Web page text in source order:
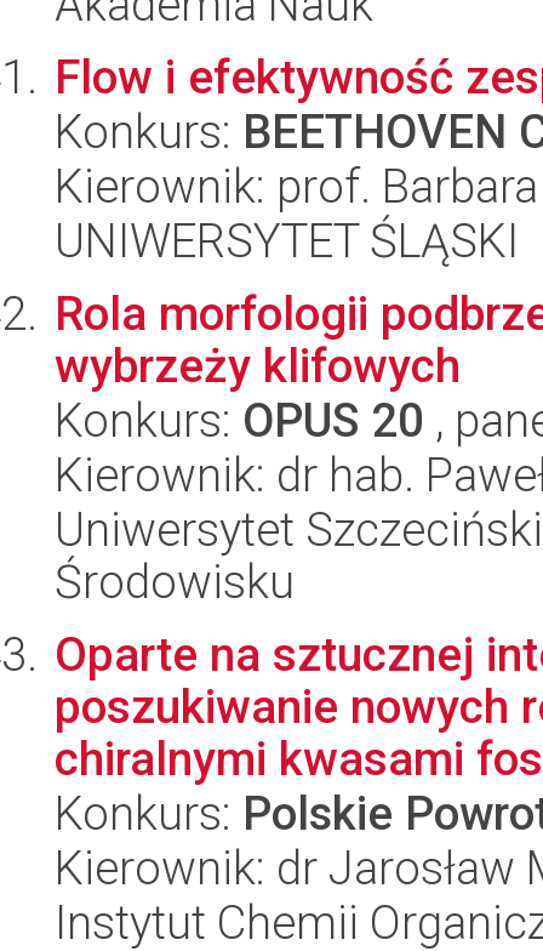
Flow i efektywność
Konkurs: BEETHOVEN
Kierownik: prof.
UNIWERSYTET ŚLĄSKI
Rola morfologii
wybrzeży klifowych
Konkurs: OPUS 20 ,
Kierownik: dr hab.
Uniwersytet
Środowisku
Oparte na sztucznej
poszukiwanie nowych
chiralnymi kwasami
Konkurs: Polskie
Kierownik: dr Jarosław
Instytut Chemii